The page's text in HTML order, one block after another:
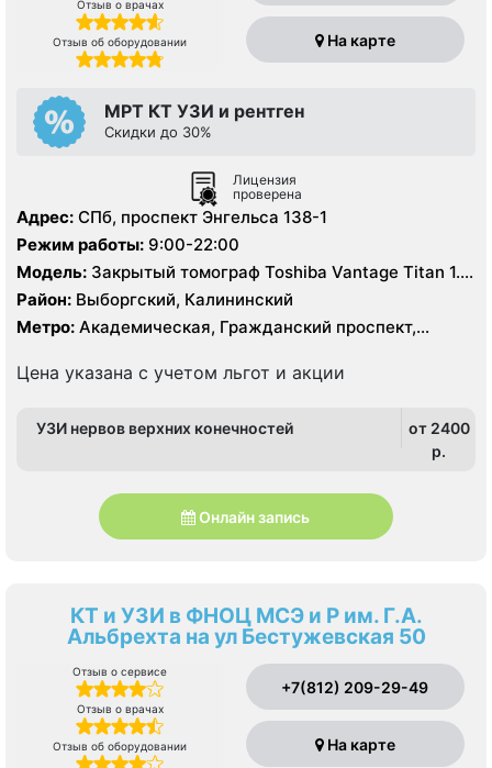
Отзыв о врачах
Отзыв об оборудовании На карте
МРТ КТ УЗИ и рентген
Скидки до 30%
Лицензия
проверена
Адрес: СПб, проспект Энгельса 138-1
Режим работы: 9:00-22:00
Модель: Закрытый томограф Toshiba Vantage Titan 1.5
Тесла, КТ Toshiba Aquilion CX 64 среза, УЗИ
экспертного класса, рентген
Район: Выборгский, Калининский
Метро: Академическая, Гражданский проспект,
Политехническая, Проспект Просвещения
Цена указана с учетом льгот и акции
УЗИ нервов верхних конечностей
от 2400
p.
Онлайн запись
КТ и УЗИ в ФНОЦ МСЭ и Р им. Г.А.
Альбрехта на ул Бестужевская 50
Отзыв о сервисе
Отзыв о врачах
Отзыв об оборудовании
+7(812) 209-29-49
На карте